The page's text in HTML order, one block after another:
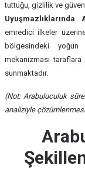
tuttuğu, gizlilik ve
Uyuşmazlıklarında
emredici ilkeler
bölgesindeki yoğun
mekanizması
sunmaktadır.
(Not: Arabuluculuk
analiziyle